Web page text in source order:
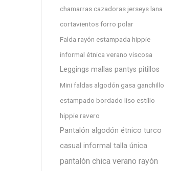
chamarras cazadoras jerseys lana
cortavientos forro polar
Falda rayón estampada hippie
informal étnica verano viscosa
Leggings mallas pantys pitillos
Mini faldas algodón gasa ganchillo
estampado bordado liso estillo
hippie ravero
Pantalón algodón étnico turco
casual informal talla única
pantalón chica verano rayón